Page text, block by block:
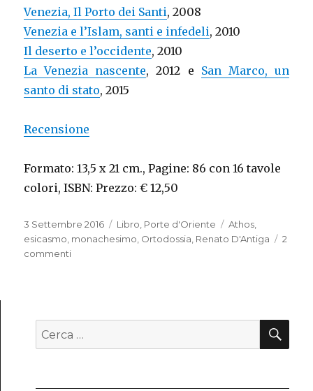
Venezia, Il Porto dei Santi, 2008
Venezia e l’Islam, santi e infedeli, 2010
Il deserto e l’occidente, 2010
La Venezia nascente, 2012 e San Marco, un
santo di stato, 2015
Recensione
Formato: 13,5 x 21 cm., Pagine: 86 con 16 tavole
colori, ISBN: Prezzo: € 12,50
Pubblicato
il
3 Settembre 2016 Categorie
Libro, Porte d'Oriente Tag
Athos,
esicasmo, monachesimo, Ortodossia, Renato D'Antiga
2
commenti
Cerca: